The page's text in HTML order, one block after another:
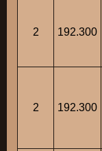
2 192.300
2 192.300